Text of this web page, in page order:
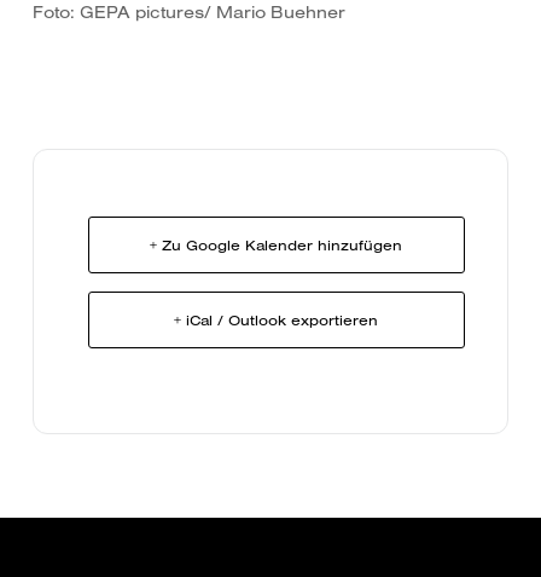
Foto: GEPA pictures/ Mario Buehner
+ Zu Google Kalender hinzufügen
+ iCal / Outlook exportieren